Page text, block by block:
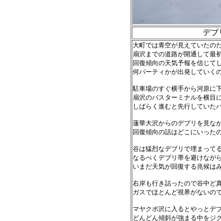
デブ
大町では青空が見えていたの
扇沢までの道路が開通して最
回復傾向の天気予報を信じて
何パーティかが出発していく
駐車場のすぐ横手から河原に
扇沢のバスターミナルを横目
しばらく進むと先行していた
蓮華大沢からのデブリを見な
回復傾向の話はどこにいった
谷は猛烈なデブリで埋まって
なるべくデブリ帯を避けなが
いまだ天気が回復する兆候
右岸も行き詰ったので谷中ど
ガスでほとんど視界がないの
マヤクボ沢に入るとやっとデ
どんどん傾斜が強まる中をジ